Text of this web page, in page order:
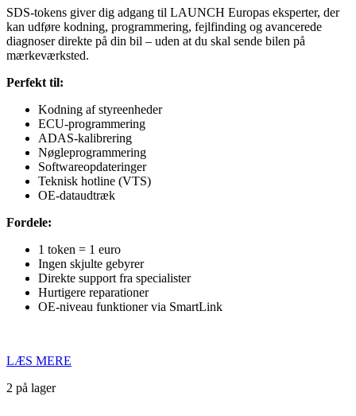
SDS-tokens giver dig adgang til LAUNCH Europas eksperter, der
kan udføre kodning, programmering, fejlfinding og avancerede
diagnoser direkte på din bil – uden at du skal sende bilen på
mærkeværksted.
Perfekt til:
Kodning af styreenheder
ECU-programmering
ADAS-kalibrering
Nøgleprogrammering
Softwareopdateringer
Teknisk hotline (VTS)
OE-dataudtræk
Fordele:
1 token = 1 euro
Ingen skjulte gebyrer
Direkte support fra specialister
Hurtigere reparationer
OE-niveau funktioner via SmartLink
LÆS MERE
2 på lager